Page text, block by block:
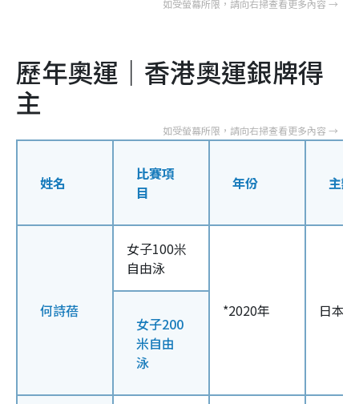
歷年奧運｜香港奧運銀牌得
主
姓名
比賽項
目
年份 主辦
何詩蓓
女子100米
自由泳
*2020年 日本
女子200
米自由
泳